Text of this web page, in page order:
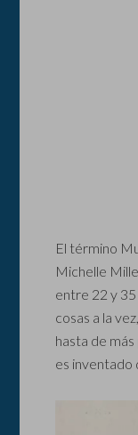
El término
Michelle
entre 22 y 35
cosas a la
hasta de
es inventado